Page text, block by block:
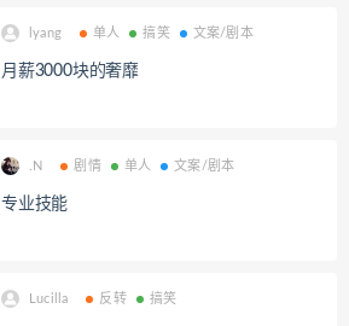
lyang 单人 搞笑 文案/剧本
月薪3000块的奢靡
.N 剧情 单人 文案/剧本
专业技能
Lucilla 反转 搞笑